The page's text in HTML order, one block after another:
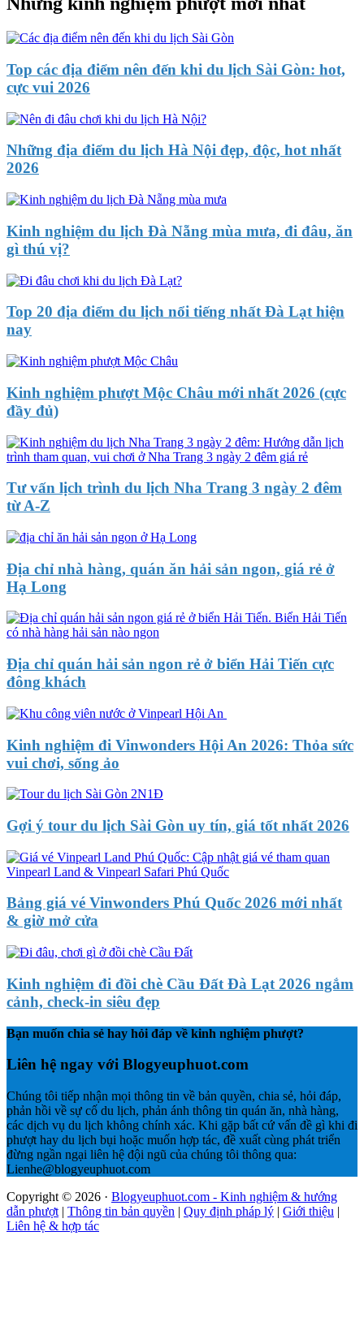
Top các địa điểm nên đến khi du lịch Sài Gòn: hot,
cực vui 2026
Những địa điểm du lịch Hà Nội đẹp, độc, hot nhất
2026
Kinh nghiệm du lịch Đà Nẵng mùa mưa, đi đâu, ăn
gì thú vị?
Top 20 địa điểm du lịch nổi tiếng nhất Đà Lạt hiện
nay
Kinh nghiệm phượt Mộc Châu mới nhất 2026 (cực
đầy đủ)
Tư vấn lịch trình du lịch Nha Trang 3 ngày 2 đêm
từ A-Z
Địa chỉ nhà hàng, quán ăn hải sản ngon, giá rẻ ở
Hạ Long
Địa chỉ quán hải sản ngon rẻ ở biển Hải Tiến cực
đông khách
Kinh nghiệm đi Vinwonders Hội An 2026: Thỏa sức
vui chơi, sống ảo
Gợi ý tour du lịch Sài Gòn uy tín, giá tốt nhất 2026
Bảng giá vé Vinwonders Phú Quốc 2026 mới nhất
& giờ mở cửa
Kinh nghiệm đi đồi chè Cầu Đất Đà Lạt 2026 ngắm
cảnh, check-in siêu đẹp
Bạn muốn chia sẻ hay hỏi đáp về kinh nghiệm phượt?
Liên hệ ngay với Blogyeuphuot.com
Chúng tôi tiếp nhận mọi thông tin về bản quyền, chia sẻ, hỏi đáp,
phản hồi về sự cố du lịch, phản ánh thông tin quán ăn, nhà hàng,
các dịch vụ du lịch không chính xác. Khi gặp bất cứ vấn đề gì khi đi
phượt hay du lịch bụi hoặc muốn hợp tác, đề xuất cùng phát triển
đừng ngần ngại liên hệ đội ngũ của chúng tôi thông qua:
Lienhe@blogyeuphuot.com
Copyright © 2026 · Blogyeuphuot.com - Kinh nghiệm & hướng
dẫn phượt | Thông tin bản quyền | Quy định pháp lý | Giới thiệu |
Liên hệ & hợp tác